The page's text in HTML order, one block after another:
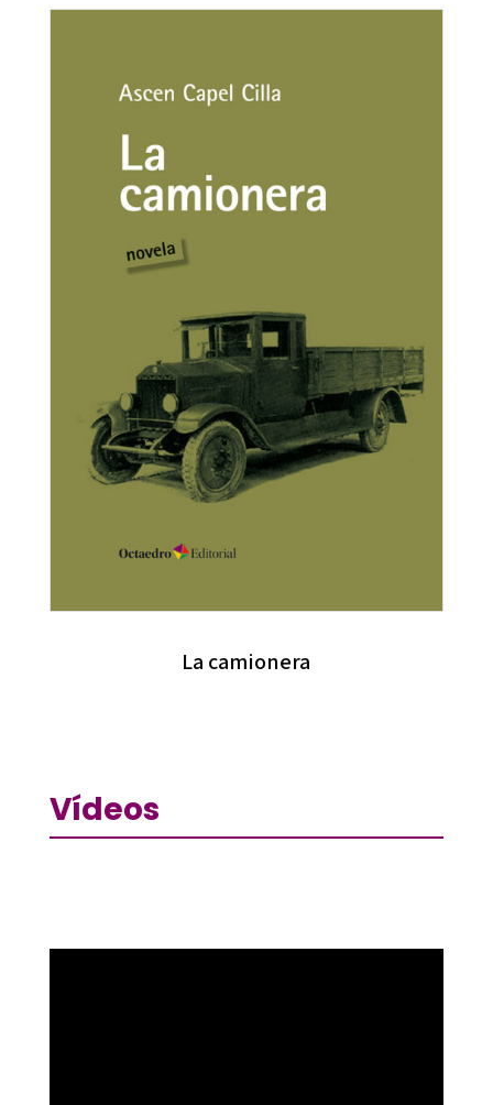
La camionera
Vídeos